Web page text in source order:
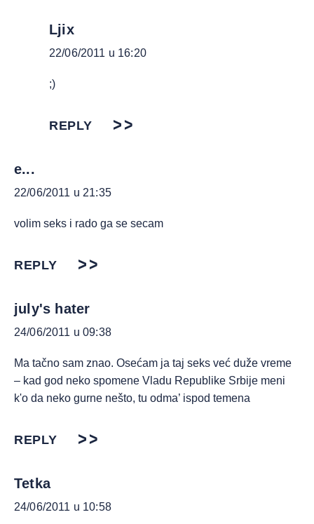
Ljix
22/06/2011 u 16:20
;)
REPLY
e...
22/06/2011 u 21:35
volim seks i rado ga se secam
REPLY
july's hater
24/06/2011 u 09:38
Ma tačno sam znao. Osećam ja taj seks već duže vreme
– kad god neko spomene Vladu Republike Srbije meni
k'o da neko gurne nešto, tu odma’ ispod temena
REPLY
Tetka
24/06/2011 u 10:58